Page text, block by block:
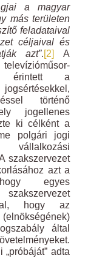
a magyar
más területen
feladataival
céljaival és
azt”.[2]
A
érintett a
történő
jogellenes
ki célként a
polgári jogi
vállalkozási
szakszervezet
azt a
egyes
hogy az
által
adta